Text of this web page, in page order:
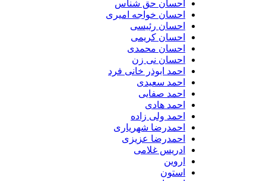
احسان حق شناس
احسان خواجه امیری
احسان رئیسی
احسان کریمی
احسان محمدی
احسان نی زن
احمد ابوذر خانی فرد
احمد سعیدی
احمد صفایی
احمد هادی
احمد ولی زاده
احمدرضا شهریاری
احمدرضا عزیزی
ادریس غلامی
اروین
استون